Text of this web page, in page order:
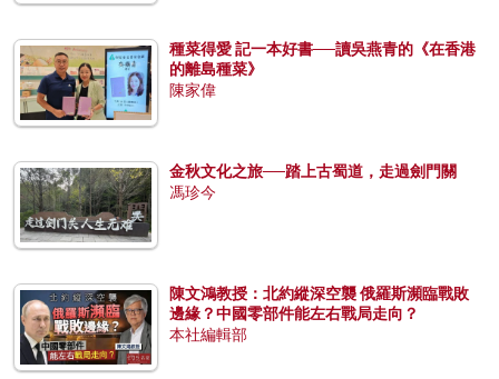
種菜得愛 記一本好書──讀吳燕青的《在香港
的離島種菜》
陳家偉
金秋文化之旅──踏上古蜀道，走過劍門關
馮珍今
陳文鴻教授：北約縱深空襲 俄羅斯瀕臨戰敗
邊緣？中國零部件能左右戰局走向？
本社編輯部